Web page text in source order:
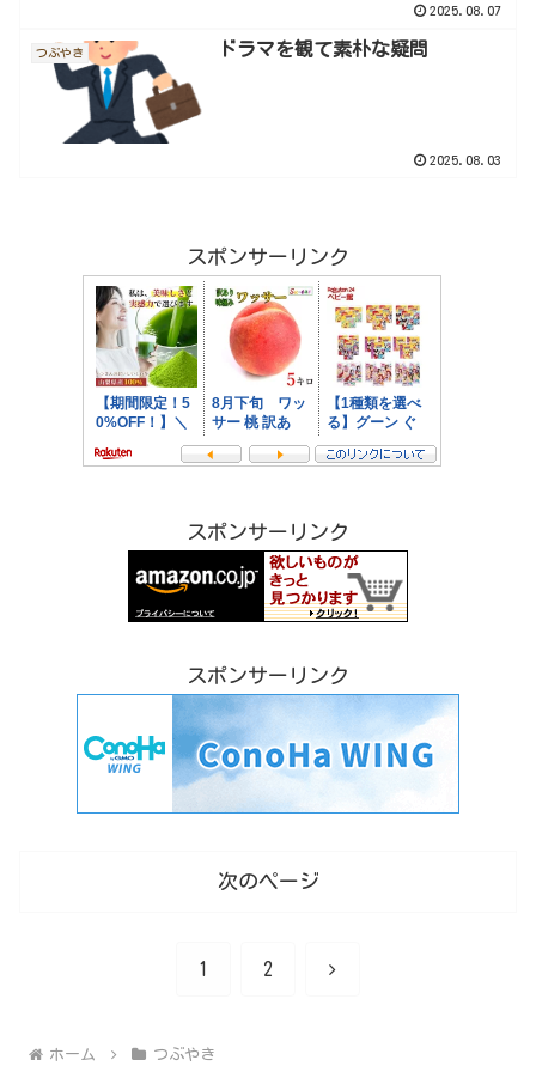
2025.08.07
つぶやき ドラマを観て素朴な疑問
2025.08.03
スポンサーリンク
スポンサーリンク
スポンサーリンク
次のページ
1 2 次
ホーム つぶやき